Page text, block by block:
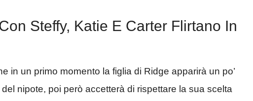
Steffy, Katie E Carter Flirtano In
in un primo momento la figlia di Ridge apparirà un po’
nipote, poi però accetterà di rispettare la sua scelta